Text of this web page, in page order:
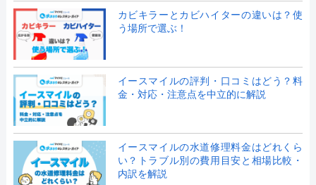
カビキラーとカビハイターの違いは？使
う場所で選ぶ！
イースマイルの評判・口コミはどう？料
金・対応・注意点を中立的に解説
イースマイルの水道修理料金はどれくら
い？トラブル別の費用目安と相場比較・
内訳を解説